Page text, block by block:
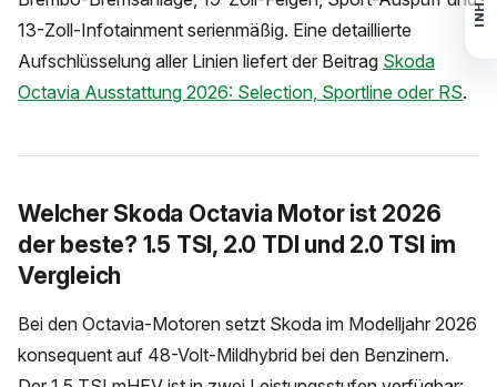
13-Zoll-Infotainment serienmäßig. Eine detaillierte
Aufschlüsselung aller Linien liefert der Beitrag Skoda
Octavia Ausstattung 2026: Selection, Sportline oder RS.
Welcher Skoda Octavia Motor ist 2026
der beste? 1.5 TSI, 2.0 TDI und 2.0 TSI im
Vergleich
Bei den Octavia-Motoren setzt Skoda im Modelljahr 2026
konsequent auf 48-Volt-Mildhybrid bei den Benzinern.